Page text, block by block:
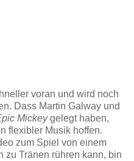
voran und wird noch
Dass Martin Galway und
Mickeygelegt haben,
flexibler Musik hoffen.
zum Spiel von einem
zu Tränen rühren kann, bin